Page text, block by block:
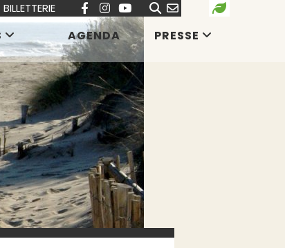
AGENDA PRESSE
BILLETTERIE